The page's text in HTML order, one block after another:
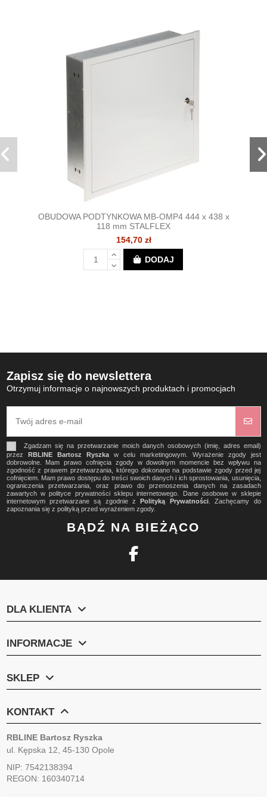
OBUDOWA PODTYNKOWA MB-OMP4 444 x 438 x
118 mm STALFLEX
154,70 zł
DODAJ
Zapisz się do newslettera
Otrzymuj informacje o najnowszych produktach i promocjach
Zgadzam się na przetwarzanie moich danych osobowych (imię, adres email)
przez
RBLINE Bartosz Ryszkaw celu marketingowym. Wyrażenie zgody jest
dobrowolne. Mam prawo cofnięcia zgody w dowolnym momencie bez wpływu na
zgodność z prawem przetwarzania, którego dokonano na podstawie zgody przed jej
cofnięciem. Mam prawo dostępu do treści swoich danych i ich sprostowania, usunięcia,
ograniczenia przetwarzania, oraz prawo do przenoszenia danych na zasadach
zawartych w polityce prywatności sklepu internetowego. Dane osobowe w sklepie
internetowym przetwarzane są zgodnie z
Polityką Prywatności. Zachęcamy do
zapoznania się z polityką przed wyrażeniem zgody.
BĄDŹ NA BIEŻĄCO
DLA KLIENTA
INFORMACJE
SKLEP
KONTAKT
RBLINE Bartosz Ryszka
ul. Kępska 12, 45-130 Opole
NIP: 7542138394
REGON: 160340714